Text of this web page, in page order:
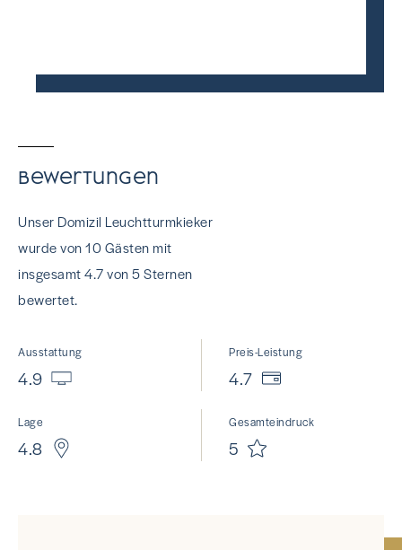
Bewertungen
Unser Domizil Leuchtturmkieker
wurde von 10 Gästen mit
insgesamt 4.7 von 5 Sternen
bewertet.
Ausstattung
4.9
Preis-Leistung
4.7
Lage
4.8
Gesamteindruck
5